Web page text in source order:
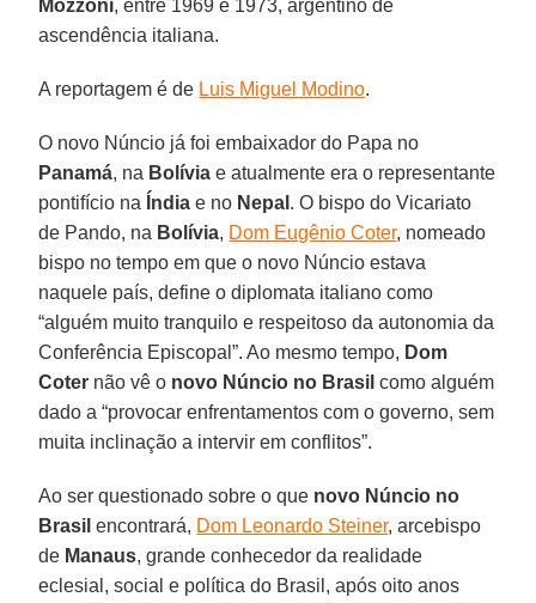
Mozzoni, entre 1969 e 1973, argentino de
ascendência italiana.
A reportagem é de Luis Miguel Modino.
O novo Núncio já foi embaixador do Papa no
Panamá, na Bolívia e atualmente era o representante
pontifício na Índia e no Nepal . O bispo do Vicariato
de Pando, na Bolívia, Dom Eugênio Coter, nomeado
bispo no tempo em que o novo Núncio estava
naquele país, define o diplomata italiano como
“alguém muito tranquilo e respeitoso da autonomia da
Conferência Episcopal”. Ao mesmo tempo, Dom
Coter não vê o novo Núncio no Brasil como alguém
dado a “provocar enfrentamentos com o governo, sem
muita inclinação a intervir em conflitos”.
Ao ser questionado sobre o que novo Núncio no
Brasil encontrará, Dom Leonardo Steiner, arcebispo
de Manaus, grande conhecedor da realidade
eclesial, social e política do Brasil, após oito anos